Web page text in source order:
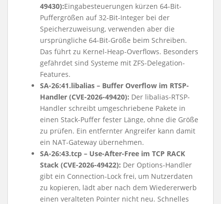
49430):Eingabesteuerungen kürzen 64-Bit-
Puffergrößen auf 32-Bit-Integer bei der
Speicherzuweisung, verwenden aber die
ursprüngliche 64-Bit-Größe beim Schreiben.
Das führt zu Kernel-Heap-Overflows. Besonders
gefährdet sind Systeme mit ZFS-Delegation-
Features.
SA-26:41.libalias – Buffer Overflow im RTSP-
Handler (CVE-2026-49420): Der libalias-RTSP-
Handler schreibt umgeschriebene Pakete in
einen Stack-Puffer fester Länge, ohne die Größe
zu prüfen. Ein entfernter Angreifer kann damit
ein NAT-Gateway übernehmen.
SA-26:43.tcp – Use-After-Free im TCP RACK
Stack (CVE-2026-49422): Der Options-Handler
gibt ein Connection-Lock frei, um Nutzerdaten
zu kopieren, lädt aber nach dem Wiedererwerb
einen veralteten Pointer nicht neu. Schnelles